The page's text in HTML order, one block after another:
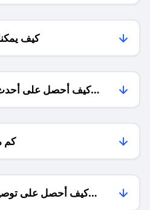
كيف
كيف أحصل على
كم
كيف أحصل على